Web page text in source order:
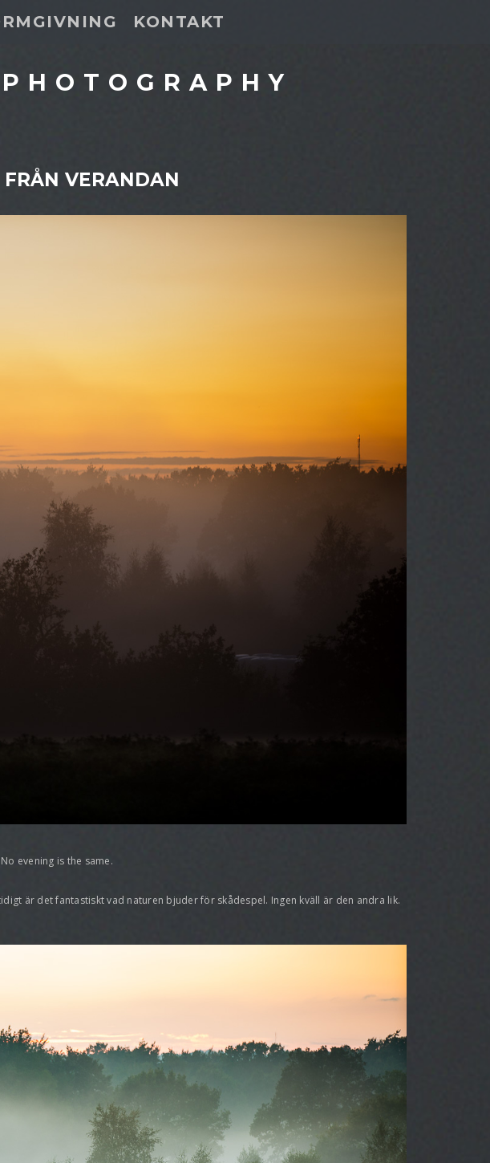
KONTAKT
VERANDAN
evening is the same.
är det fantastiskt vad naturen bjuder för skådespel. Ingen kväll är den andra lik.